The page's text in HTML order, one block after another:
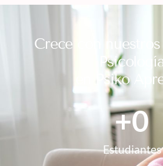
Crece con
en Psiko
Estudiantes
+0